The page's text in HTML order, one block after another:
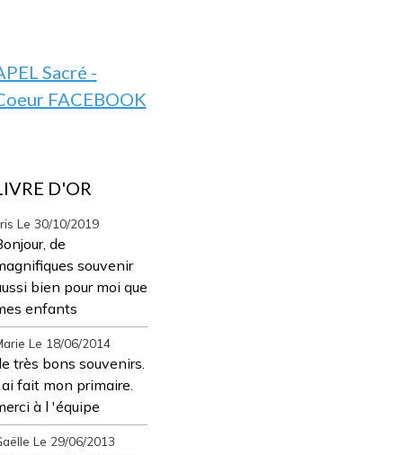
Sacré -
FACEBOOK
D'OR
Le 30/10/2019
de
souvenir
bien pour moi que
enfants
Le 18/06/2014
très bons souvenirs.
ai fait mon primaire.
à l 'équipe
Le 29/06/2013